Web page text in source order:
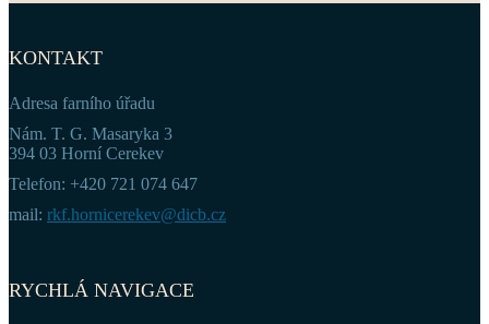
KONTAKT
Adresa farního úřadu
Nám. T. G. Masaryka 3
394 03 Horní Cerekev
Telefon: +420 721 074 647
mail: rkf.hornicerekev@dicb.cz
RYCHLÁ NAVIGACE